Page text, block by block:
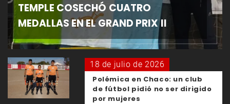
TEMPLE COSECHÓ CUATRO
MEDALLAS EN EL GRAND PRIX II
18 de julio de 2026
Polémica en Chaco: un club
de fútbol pidió no ser dirigido
por mujeres